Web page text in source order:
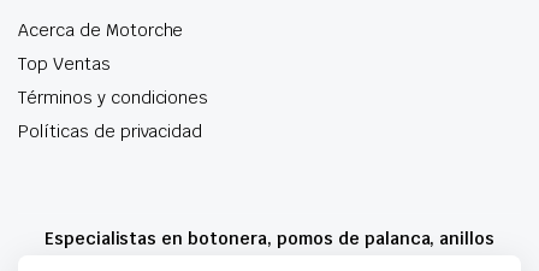
Acerca de Motorche
Top Ventas
Términos y condiciones
Políticas de privacidad
Especialistas en botonera, pomos de palanca, anillos